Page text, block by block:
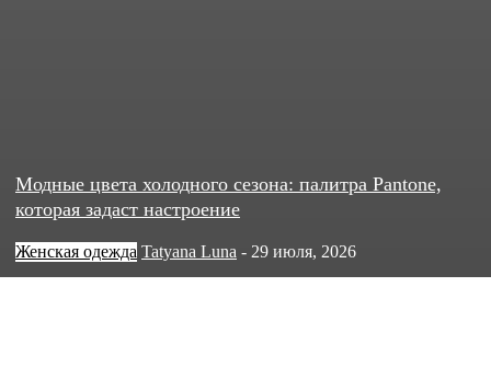
Модные цвета холодного сезона: палитра Pantone,
которая задаст настроение
Женская одежда Tatyana Luna - 29 июля, 2026